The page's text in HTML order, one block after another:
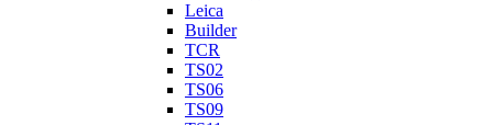
Leica
Builder
TCR
TS02
TS06
TS09